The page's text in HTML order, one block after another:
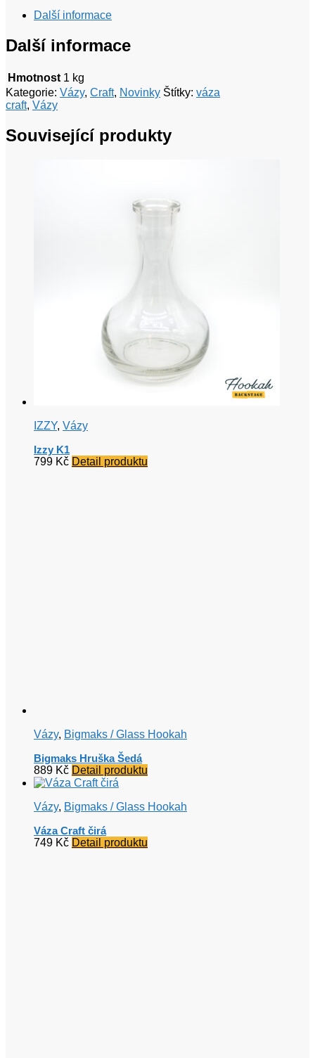
Další informace
Další informace
Hmotnost 1 kg
Kategorie: Vázy, Craft, Novinky Štítky: váza
craft, Vázy
Související produkty
IZZY, Vázy
Izzy K1
799 Kč Detail produktu
Vázy, Bigmaks / Glass Hookah
Bigmaks Hruška Šedá
889 Kč Detail produktu
Vázy, Bigmaks / Glass Hookah
Váza Craft čirá
749 Kč Detail produktu